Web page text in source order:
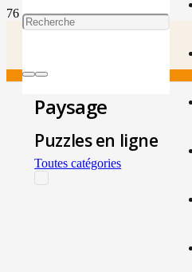
Paysage
Puzzles en ligne
Toutes catégories